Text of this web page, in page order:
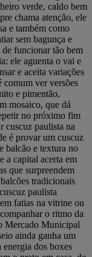
verde, caldo bem
chama atenção, ele
e também como
sem bagunça e
funcionar tão bem
ele aguenta o vai e
e aceita variações
comum ver versões
e pimentão,
mosaico, que dá
no próximo fim
cuscuz paulista na
é provar um cuscuz
balcão e textura no
a capital acerta em
que surpreendem
tradicionais
paulista
fatias na vitrine ou
o ritmo da
Mercado Municipal
ainda ganha um
dos boxes